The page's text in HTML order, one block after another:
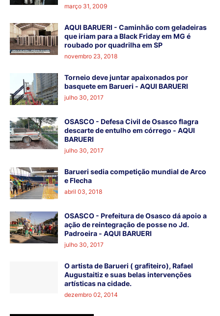
março 31, 2009
AQUI BARUERI - Caminhão com geladeiras
que iriam para a Black Friday em MG é
roubado por quadrilha em SP
novembro 23, 2018
Torneio deve juntar apaixonados por
basquete em Barueri - AQUI BARUERI
julho 30, 2017
OSASCO - Defesa Civil de Osasco flagra
descarte de entulho em córrego - AQUI
BARUERI
julho 30, 2017
Barueri sedia competição mundial de Arco
e Flecha
abril 03, 2018
OSASCO - Prefeitura de Osasco dá apoio a
ação de reintegração de posse no Jd.
Padroeira - AQUI BARUERI
julho 30, 2017
O artista de Barueri ( grafiteiro), Rafael
Augustaitiz e suas belas intervenções
artísticas na cidade.
dezembro 02, 2014